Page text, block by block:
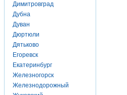
Димитровград
Дубна
Дуван
Дюртюли
Дятьково
Егоревск
Екатеринбург
Железногорск
Железнодорожный